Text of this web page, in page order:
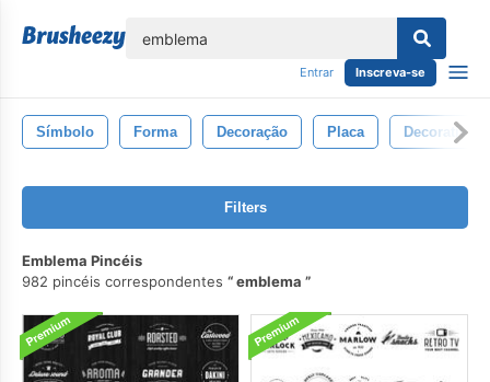
Entrar Inscreva-se
Símbolo Forma Decoração Placa Decorativo
Filters
Emblema Pincéis
982 pincéis correspondentes
emblema